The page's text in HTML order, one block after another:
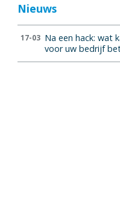
Nieuws
17-03 Na een hack: wat
voor uw bedrijf